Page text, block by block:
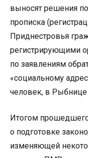
выносят решения
прописка
Приднестровья
регистрирующими
по заявлениям
«социальному
человек, в Рыбнице
Итогом
о подготовке
изменяющей